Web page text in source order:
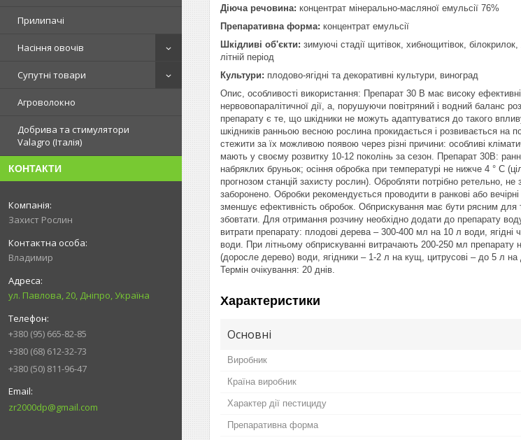
Прилипачі
Насіння овочів
Супутні товари
Агроволокно
Добрива та стимулятори
Valagro (Італія)
КОНТАКТИ
Захист Рослин
Владимир
ул. Павлова, 20, Дніпро, Україна
+380 (95) 665-82-85
+380 (68) 612-32-73
+380 (50) 811-96-47
zr2000dp@gmail.com
Діюча речовина: концентрат мінерально-масляної емульсії 76%
Препаративна форма: концентрат емульсії
Шкідливі об'єкти: зимуючі стадії щитівок, хибнощитівок,
літній період
Культури: плодово-ягідні та декоративні культури, виноград
Опис, особливості використання: Препарат 30 В має високу
нервовопаралітичної дії, а, порушуючи повітряний і водний баланс
препарату є те, що шкідники не можуть адаптуватися до такого
шкідників ранньою весною рослина прокидається і розвивається на
стежити за їх можливою появою через різні причини: особливі
мають у своєму розвитку 10-12 поколінь за сезон. Препарат 30В:
набряклих бруньок; осіння обробка при температурі не нижче 4 ° С
прогнозом станцій захисту рослин). Обробляти потрібно ретельно,
заборонено. Обробки рекомендується проводити в ранкові або
зменшує ефективність обробок. Обприскування має бути рясним для
збовтати. Для отримання розчину необхідно додати до препарату
витрати препарату: плодові дерева – 300-400 мл на 10 л води,
води. При літньому обприскуванні витрачають 200-250 мл
(доросле дерево) води, ягідники – 1-2 л на кущ, цитрусові – до 5 л
Термін очікування: 20 днів.
Характеристики
Основні
Виробник
Країна виробник
Характер дії пестициду
Препаративна форма